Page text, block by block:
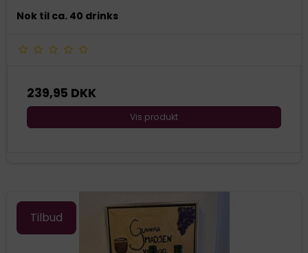
Nok til ca. 40 drinks
239,95 DKK
Vis produkt
Tilbud